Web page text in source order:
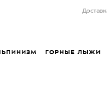
ГОРНЫЕ ЛЫЖИ